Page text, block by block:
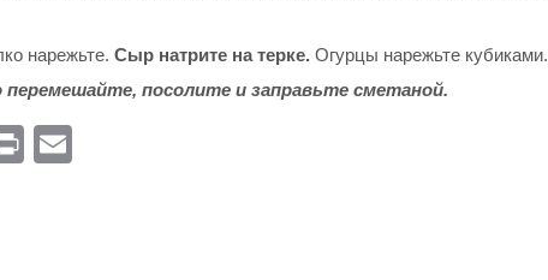
нарежьте. Сыр натрите на терке.Огурцы нарежьте кубиками.
посолите и заправьте сметаной.
Pr